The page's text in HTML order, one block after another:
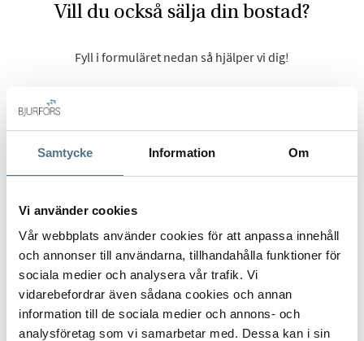
Samtycke Information Om
Vi använder cookies
Vår webbplats använder cookies för att anpassa innehåll
och annonser till användarna, tillhandahålla funktioner för
sociala medier och analysera vår trafik. Vi
vidarebefordrar även sådana cookies och annan
information till de sociala medier och annons- och
analysföretag som vi samarbetar med. Dessa kan i sin
Vill du också sälja din bostad?
Fyll i formuläret nedan så hjälper vi dig!
Mobilnummer*